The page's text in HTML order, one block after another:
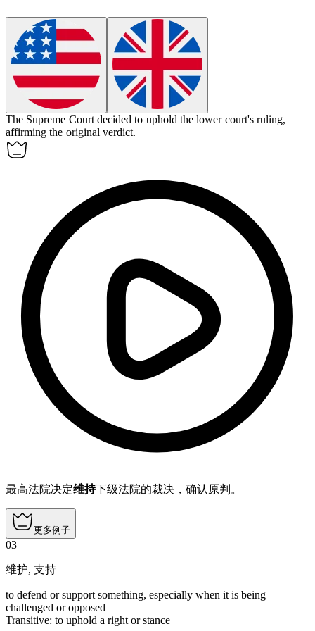
The Supreme Court decided to uphold the lower court's ruling,
affirming the original verdict.
最高法院决定维持下级法院的裁决，确认原判。
更多例子
03
维护, 支持
to defend or support something, especially when it is being
challenged or opposed
Transitive: to uphold a right or stance